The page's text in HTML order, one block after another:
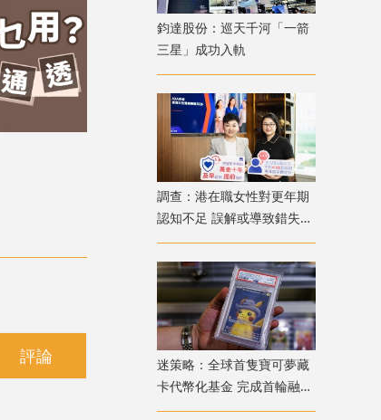
評論
鈞達股份：巡天千河「一箭
三星」成功入軌
調查：港在職女性對更年期
認知不足 誤解或導致錯失
「黃金預防期」
迷策略：全球首隻寶可夢藏
卡代幣化基金 完成首輪融資
兼獲超購